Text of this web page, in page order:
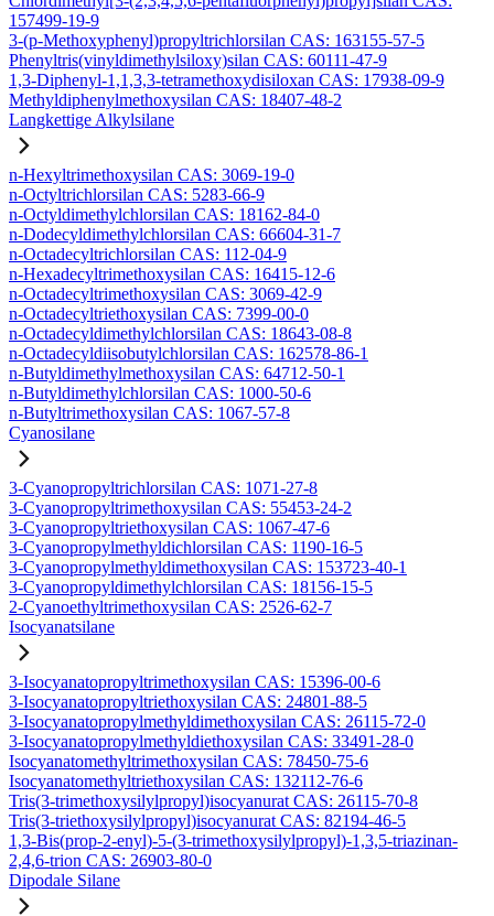
157499-19-9
3-(p-Methoxyphenyl)propyltrichlorsilan CAS: 163155-57-5
Phenyltris(vinyldimethylsiloxy)silan CAS: 60111-47-9
1,3-Diphenyl-1,1,3,3-tetramethoxydisiloxan CAS: 17938-09-9
Methyldiphenylmethoxysilan CAS: 18407-48-2
Langkettige Alkylsilane
n-Hexyltrimethoxysilan CAS: 3069-19-0
n-Octyltrichlorsilan CAS: 5283-66-9
n-Octyldimethylchlorsilan CAS: 18162-84-0
n-Dodecyldimethylchlorsilan CAS: 66604-31-7
n-Octadecyltrichlorsilan CAS: 112-04-9
n-Hexadecyltrimethoxysilan CAS: 16415-12-6
n-Octadecyltrimethoxysilan CAS: 3069-42-9
n-Octadecyltriethoxysilan CAS: 7399-00-0
n-Octadecyldimethylchlorsilan CAS: 18643-08-8
n-Octadecyldiisobutylchlorsilan CAS: 162578-86-1
n-Butyldimethylmethoxysilan CAS: 64712-50-1
n-Butyldimethylchlorsilan CAS: 1000-50-6
n-Butyltrimethoxysilan CAS: 1067-57-8
Cyanosilane
3-Cyanopropyltrichlorsilan CAS: 1071-27-8
3-Cyanopropyltrimethoxysilan CAS: 55453-24-2
3-Cyanopropyltriethoxysilan CAS: 1067-47-6
3-Cyanopropylmethyldichlorsilan CAS: 1190-16-5
3-Cyanopropylmethyldimethoxysilan CAS: 153723-40-1
3-Cyanopropyldimethylchlorsilan CAS: 18156-15-5
2-Cyanoethyltrimethoxysilan CAS: 2526-62-7
Isocyanatsilane
3-Isocyanatopropyltrimethoxysilan CAS: 15396-00-6
3-Isocyanatopropyltriethoxysilan CAS: 24801-88-5
3-Isocyanatopropylmethyldimethoxysilan CAS: 26115-72-0
3-Isocyanatopropylmethyldiethoxysilan CAS: 33491-28-0
Isocyanatomethyltrimethoxysilan CAS: 78450-75-6
Isocyanatomethyltriethoxysilan CAS: 132112-76-6
Tris(3-trimethoxysilylpropyl)isocyanurat CAS: 26115-70-8
Tris(3-triethoxysilylpropyl)isocyanurat CAS: 82194-46-5
1,3-Bis(prop-2-enyl)-5-(3-trimethoxysilylpropyl)-1,3,5-triazinan-
2,4,6-trion CAS: 26903-80-0
Dipodale Silane